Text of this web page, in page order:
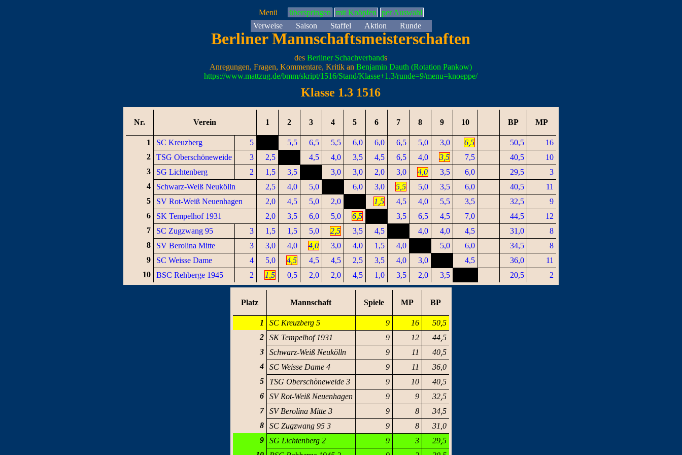
Menü überspringen mit Knöpfen
per Auswahl
Verweise
Saison Staffel Aktion Runde
Berliner Mannschaftsmeisterschaften
desBerliner Schachverbands
Anregungen, Fragen, Kommentare, Kritik anBenjamin Dauth (Rotation Pankow)
https://www.mattzug.de/bmm/skript/1516/Stand/Klasse+1.3/runde=9/menu=knoeppe/
Klasse 1.3 1516
Nr. Verein 1 2 3 4 5 6 7 8 9 10 BP MP
1 SC Kreuzberg 5 5,5 6,5 5,5 6,0 6,0 6,5 5,0 3,0 6,5 50,5
16
2
TSG Oberschöneweide 3 2,5 4,5 4,0 3,5 4,5 6,5 4,0 3,5 7,5 40,5
10
3
SG Lichtenberg 2 1,5 3,5 3,0 3,0 2,0 3,0 4,0 3,5 6,0 29,5
3
4
Schwarz-Weiß Neukölln 2,5 4,0 5,0 6,0 3,0 5,5 5,0 3,5 6,0 40,5
11
5
SV Rot-Weiß Neuenhagen 2,0 4,5 5,0 2,0 1,5 4,5 4,0 5,5 3,5 32,5
9
6
SK Tempelhof 1931 2,0 3,5 6,0 5,0 6,5 3,5 6,5 4,5 7,0 44,5
12
7
SC Zugzwang 95 3 1,5 1,5 5,0 2,5 3,5 4,5 4,0 4,0 4,5 31,0
8
8
SV Berolina Mitte 3 3,0 4,0 4,0 3,0 4,0 1,5 4,0 5,0 6,0 34,5
8
9
SC Weisse Dame 4 5,0 4,5 4,5 4,5 2,5 3,5 4,0 3,0 4,5 36,0
11
10
BSC Rehberge 1945 2 1,5 0,5 2,0 2,0 4,5 1,0 3,5 2,0 3,5 20,5 2
Platz Mannschaft Spiele MP BP
1 SC Kreuzberg 5 9 16
50,5
2
SK Tempelhof 1931 9 12
44,5
3
Schwarz-Weiß Neukölln 9 11
40,5
4
SC Weisse Dame 4 9 11
36,0
5
TSG Oberschöneweide 3 9 10
40,5
6
SV Rot-Weiß Neuenhagen 9 9
32,5
7
SV Berolina Mitte 3 9 8
34,5
8
SC Zugzwang 95 3 9 8
31,0
9
SG Lichtenberg 2 9 3
29,5